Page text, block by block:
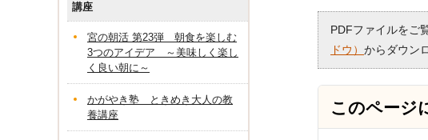
PDFファイルをご
ドウ） からダウン
このページ
講座
宮の朝活 第23弾 朝食を楽しむ
3つのアイデア ～美味しく楽し
く良い朝に～
かがやき塾 ときめき大人の教
養講座